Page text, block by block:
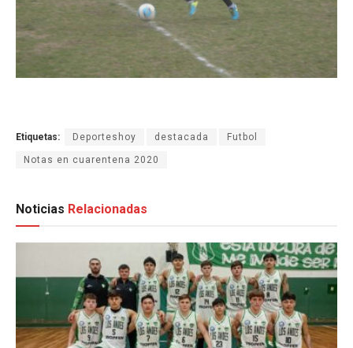
Etiquetas: Deporteshoy destacada Futbol
Notas en cuarentena 2020
Noticias Relacionadas